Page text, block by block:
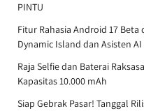
PINTU
Fitur Rahasia Android 17
Dynamic Island dan Asisten AI
Raja Selfie dan Baterai
Kapasitas 10.000 mAh
Siap Gebrak Pasar! Tanggal